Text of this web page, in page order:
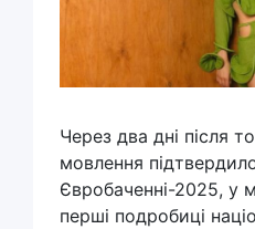
Через два дні після
мовлення
Євробаченні-2025, у
перші подробиці